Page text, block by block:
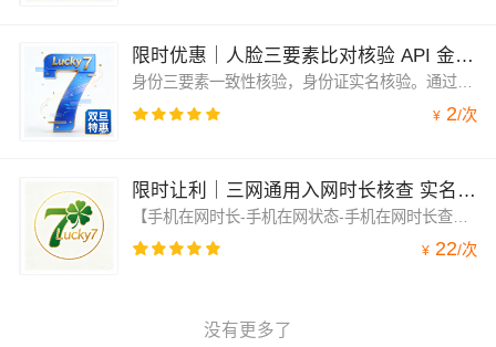
限时优惠｜人脸三要素比对核验 API 金融风控必备 双旦免费试用+折扣
身份三要素一致性核验，身份证实名核验。通过传入姓名、身份证号、人脸照片，与公安库身份证头像进行权威比对核验，核验身份信息的真伪，返回比对分值。直连官方渠道，实时联网数据核查，零存储，毫秒级响应，信息验证科学严谨，数据可靠。可支持高并发，在线售后技术对接。售后无忧！API 实名核验：官方数据源保障精准度！
¥ 2/次
限时让利｜三网通用入网时长核查 实名认证 携号转网适配
【手机在网时长-手机在网状态-手机在网时长查询】传入手机号码，查询该手机号的在网时长，返回时间区间，支持携号转网号码查询。
¥ 22/次
没有更多了